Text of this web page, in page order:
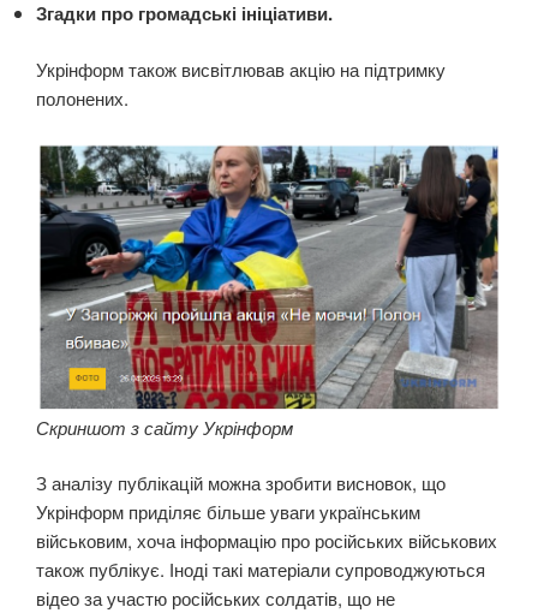
Згадки про громадські ініціативи.
Укрінформ також висвітлював акцію на підтримку
полонених.
Скриншот з сайту Укрінформ
З аналізу публікацій можна зробити висновок, що
Укрінформ приділяє більше уваги українським
військовим, хоча інформацію про російських військових
також публікує. Іноді такі матеріали супроводжуються
відео за участю російських солдатів, що не